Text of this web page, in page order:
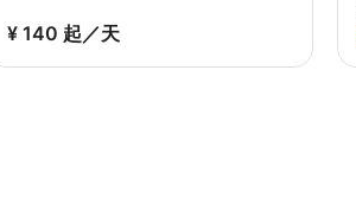
¥ 140 起／天